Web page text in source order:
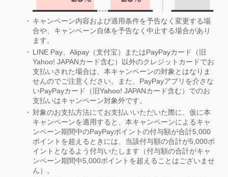
キャンペーン内容および適用条件を予告なく変更する場
合や、キャンペーン自体を予告なく中止する場合があり
ます。
LINE Pay、Alipay（支付宝）またはPayPayカード（旧
Yahoo! JAPANカード含む）以外のクレジットカードでお
支払いされた場合は、本キャンペーンの対象とはなりま
せんのでご注意ください。また、PayPayアプリを介さな
いPayPayカード（旧Yahoo! JAPANカード含む）でのお
支払いはキャンペーン対象外です。
対象のお支払方法にてお支払いいただいた際に、仮に本
キャンペーンを適用すると、本キャンペーンによるキャ
ンペーン期間中のPayPayポイントの付与額が合計5,000
ポイントを超えるときには、当該付与額の合計が5,000ポ
イントとなるよう付与いたします（付与額の合計がキャ
ンペーン期間中5,000ポイントを超えることはございませ
ん）。